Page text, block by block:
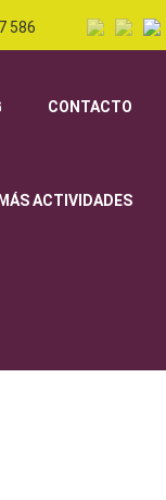
586
CONTACTO
MÁS ACTIVIDADES